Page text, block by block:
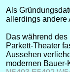
Als
allerdings andere
Das während
Parkett-Theater
Aussehen
modernen